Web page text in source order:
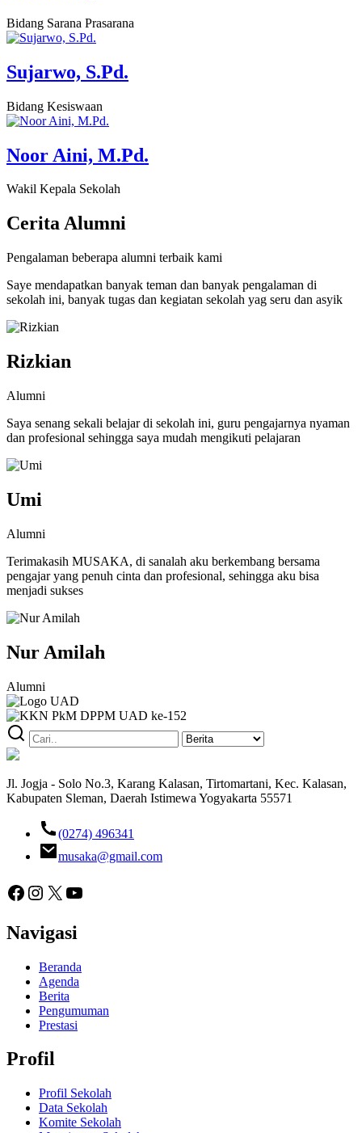
Bidang Sarana Prasarana
Sujarwo, S.Pd.
Bidang Kesiswaan
Noor Aini, M.Pd.
Wakil Kepala Sekolah
CeritaAlumni
Pengalaman beberapa alumni terbaik kami
Saye mendapatkan banyak teman dan banyak pengalaman di
sekolah ini, banyak tugas dan kegiatan sekolah yag seru dan asyik
Rizkian
Alumni
Saya senang sekali belajar di sekolah ini, guru pengajarnya nyaman
dan profesional sehingga saya mudah mengikuti pelajaran
Umi
Alumni
Terimakasih MUSAKA, di sanalah aku berkembang bersama
pengajar yang penuh cinta dan profesional, sehingga aku bisa
menjadi sukses
Nur Amilah
Alumni
Jl. Jogja - Solo No.3, Karang Kalasan, Tirtomartani, Kec. Kalasan,
Kabupaten Sleman, Daerah Istimewa Yogyakarta 55571
(0274) 496341
musaka@gmail.com
Facebook
Instagram
X YouTube
Navigasi
Beranda
Agenda
Berita
Pengumuman
Prestasi
Profil
Profil Sekolah
Data Sekolah
Komite Sekolah